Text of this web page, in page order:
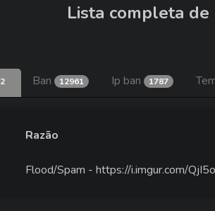
Lista completa
Ban 12961 Ip ban 1787
Razão
Flood/Spam - https://i.imgur.com/